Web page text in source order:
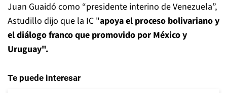
Juan Guaidó como “presidente interino de Venezuela”,
Astudillo dijo que la IC "apoya el proceso bolivariano y
el diálogo franco que promovido por México y
Uruguay".
Te puede interesar